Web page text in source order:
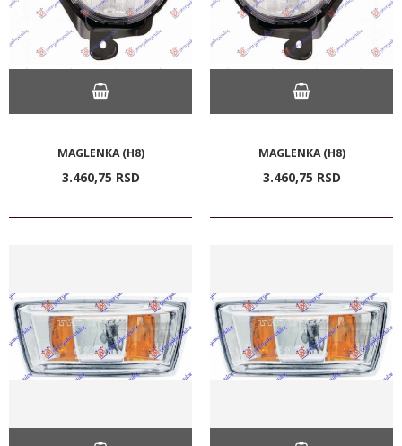
MAGLENKA (H8)
3.460,75 RSD
MAGLENKA (H8)
3.460,75 RSD